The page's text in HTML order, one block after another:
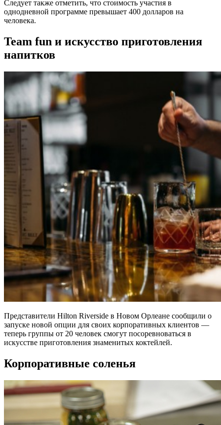
Следует также отметить, что стоимость участия в
однодневной программе превышает 400 долларов на
человека.
Team fun и искусство приготовления
напитков
Представители Hilton Riverside в Новом Орлеане сообщили о
запуске новой опции для своих корпоративных клиентов —
теперь группы от 20 человек смогут посоревноваться в
искусстве приготовления знаменитых коктейлей.
Корпоративные соленья